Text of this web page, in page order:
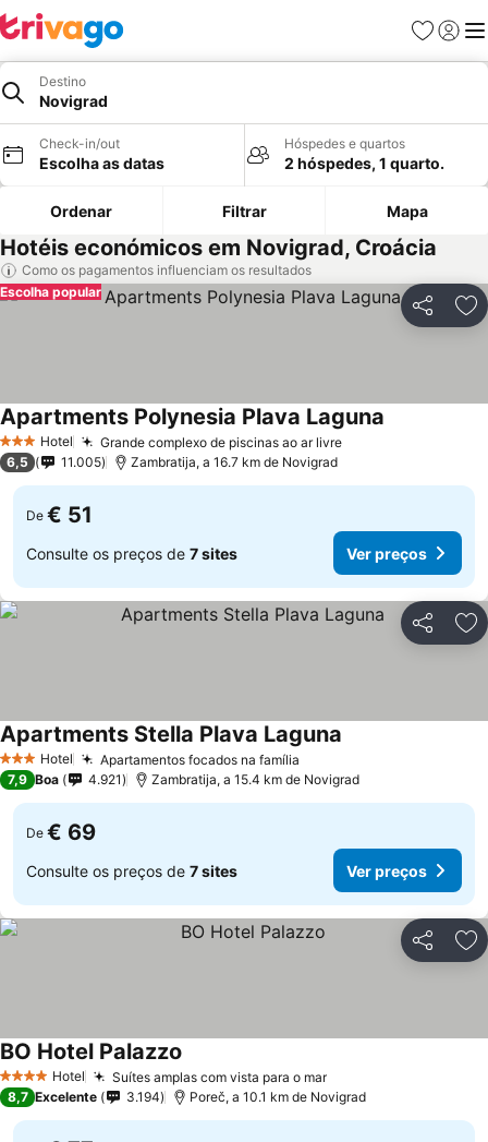
Favoritos
Iniciar
Destino
Novigrad
Check-in/out
Escolha as datas
Hóspedes e quartos
2 hóspedes, 1 quarto.
Ordenar Filtrar Mapa
Hotéis económicos em Novigrad, Croácia
Como os pagamentos influenciam os resultados
Partilhar
Escolha popular
3 EstrelasHotel Grande complexo de piscinas ao ar livre
Apartments Polynesia Plava Laguna
6,5 11.005 Zambratija, a 16.7 km de Novigrad
De € 51
Consulte os preços de 7 sites Ver preços
Partilhar
3 EstrelasHotel Apartamentos focados na família
Apartments Stella Plava Laguna
7,9 Boa 4.921 Zambratija, a 15.4 km de Novigrad
De € 69
Consulte os preços de 7 sites Ver preços
Partilhar
4 EstrelasHotel Suítes amplas com vista para o mar
BO Hotel Palazzo
8,7 Excelente 3.194 Poreč, a 10.1 km de Novigrad